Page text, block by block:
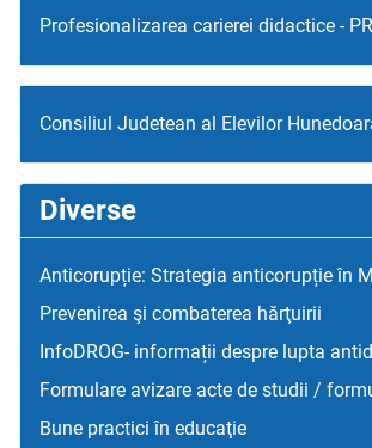
Profesionalizarea carierei didactice -
Consiliul Judetean al Elevilor
Diverse
Anticorupție: Strategia anticorupție în
Prevenirea şi combaterea hărţuirii
InfoDROG- informații despre lupta
Formulare avizare acte de studii /
Bune practici în educaţie